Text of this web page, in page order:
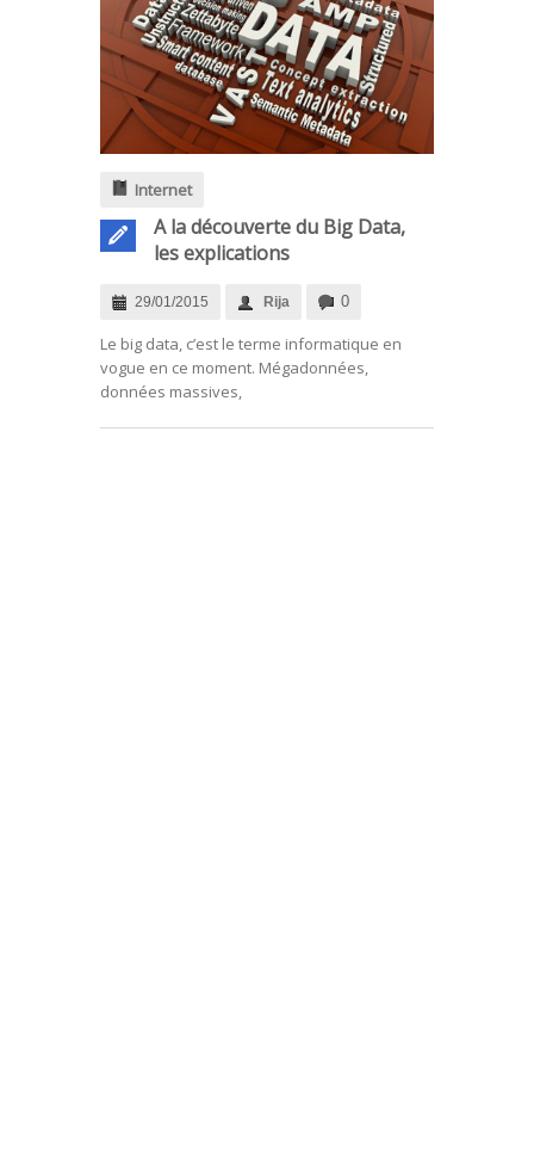
Internet
A la découverte du Big Data,
les explications
29/01/2015 Rija 0
Le big data, c’est le terme informatique en
vogue en ce moment. Mégadonnées,
données massives,